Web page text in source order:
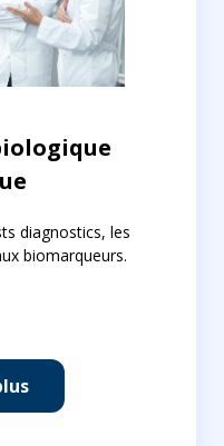
diagnostics, les
biomarqueurs.